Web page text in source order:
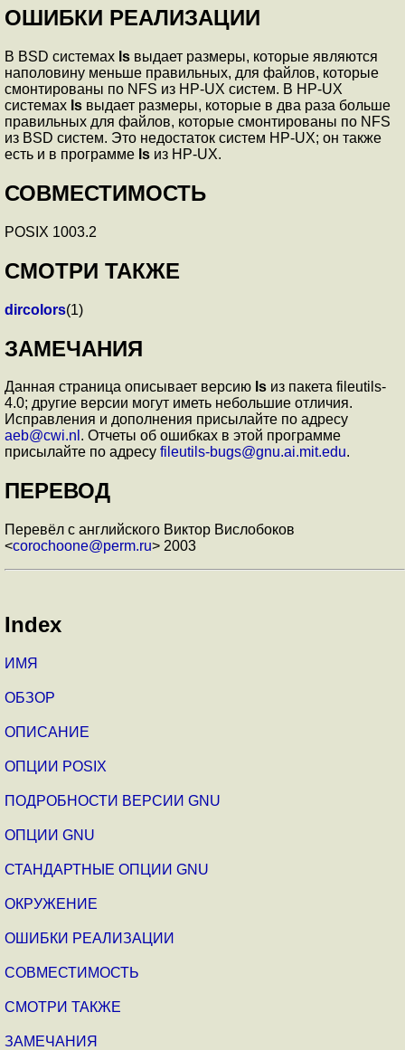
ОШИБКИ РЕАЛИЗАЦИИ
В BSD системах ls выдает размеры, которые являются
наполовину меньше правильных, для файлов, которые
смонтированы по NFS из HP-UX систем. В HP-UX
системах ls выдает размеры, которые в два раза больше
правильных для файлов, которые смонтированы по NFS
из BSD систем. Это недостаток систем HP-UX; он также
есть и в программе ls из HP-UX.
СОВМЕСТИМОСТЬ
POSIX 1003.2
СМОТРИ ТАКЖЕ
dircolors(1)
ЗАМЕЧАНИЯ
Данная страница описывает версию ls из пакета fileutils-
4.0; другие версии могут иметь небольшие отличия.
Исправления и дополнения присылайте по адресу
aeb@cwi.nl . Отчеты об ошибках в этой программе
присылайте по адресу fileutils-bugs@gnu.ai.mit.edu.
ПЕРЕВОД
Перевёл с английского Виктор Вислобоков
<corochoone@perm.ru> 2003
Index
ИМЯ
ОБЗОР
ОПИСАНИЕ
ОПЦИИ POSIX
ПОДРОБНОСТИ ВЕРСИИ GNU
ОПЦИИ GNU
СТАНДАРТНЫЕ ОПЦИИ GNU
ОКРУЖЕНИЕ
ОШИБКИ РЕАЛИЗАЦИИ
СОВМЕСТИМОСТЬ
СМОТРИ ТАКЖЕ
ЗАМЕЧАНИЯ